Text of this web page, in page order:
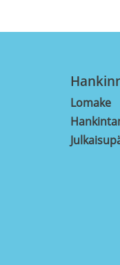
Lomake